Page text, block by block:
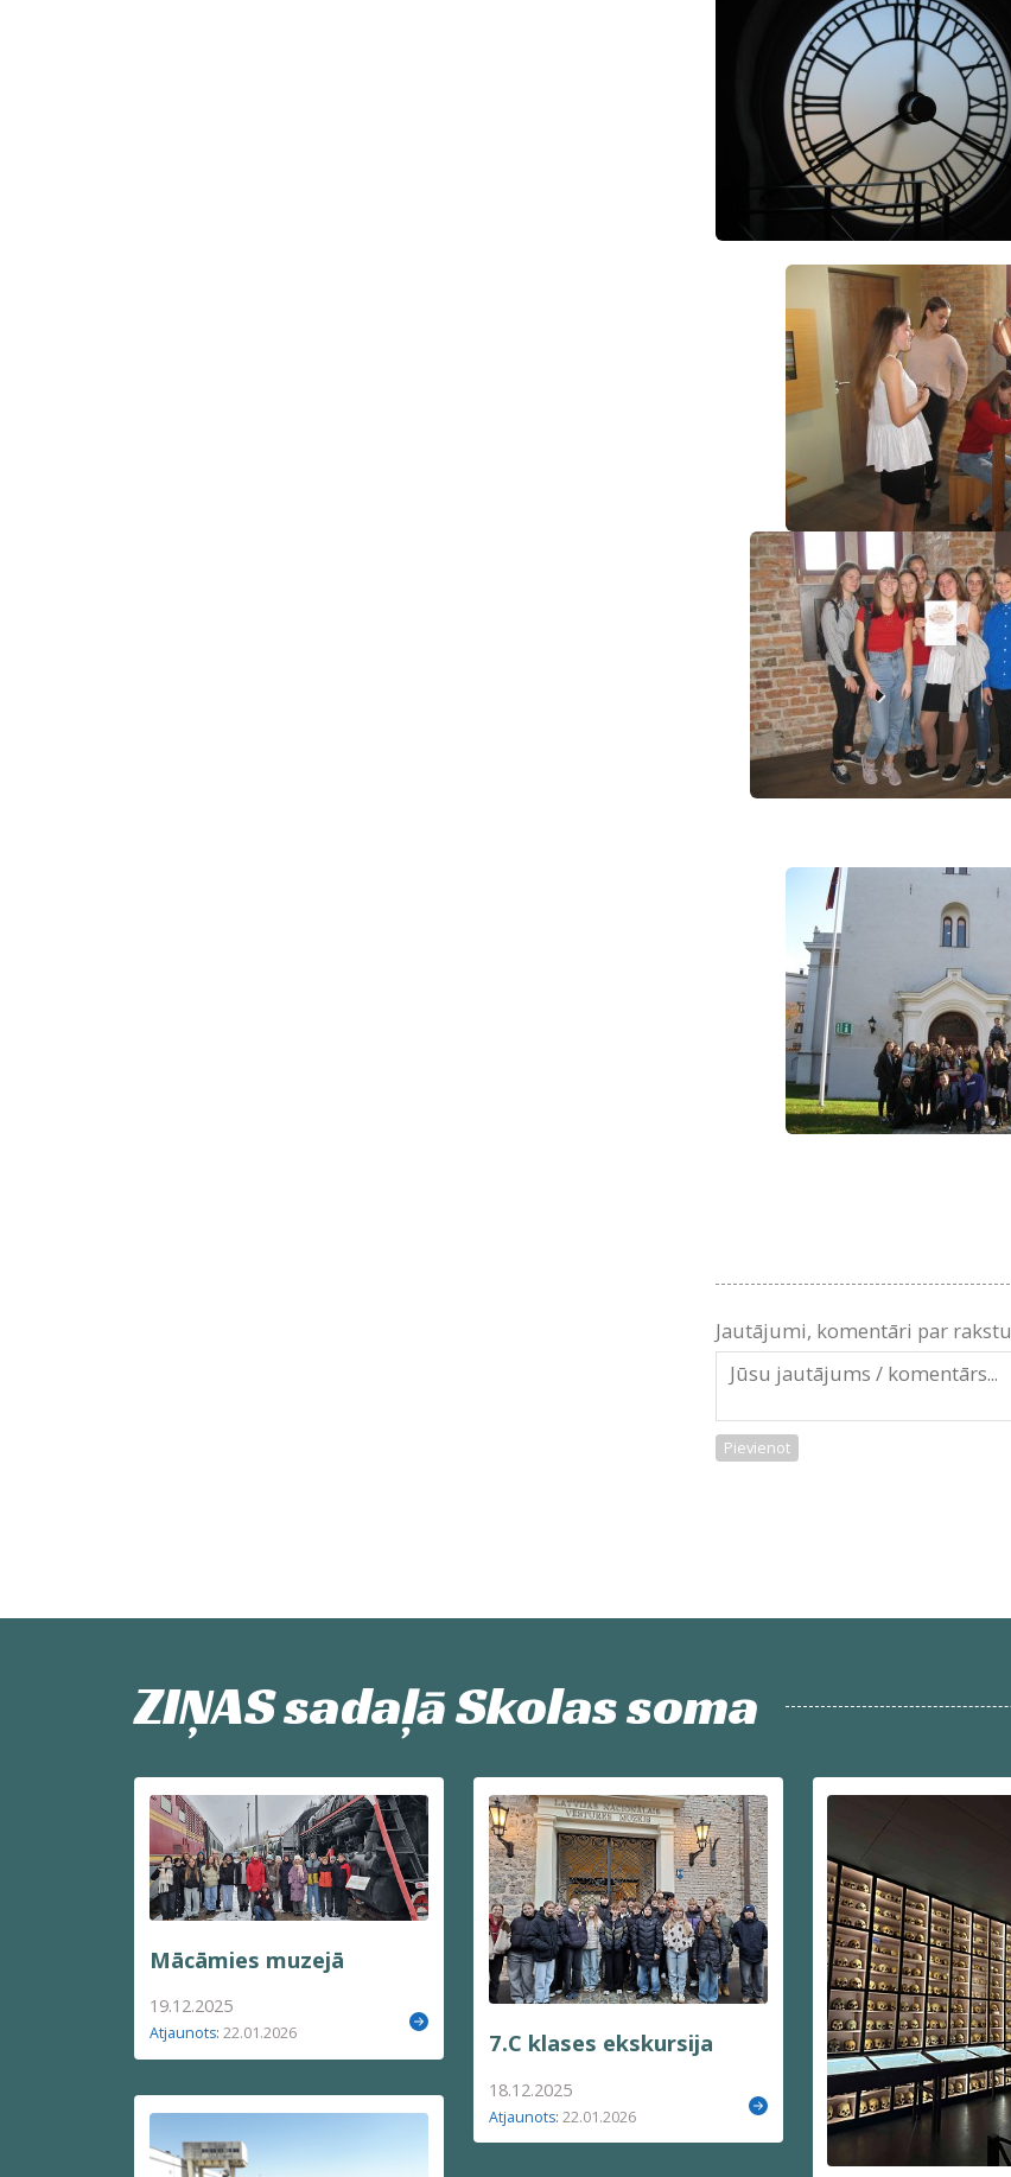
Jautājumi, komentāri par rakstu
Pievienot
ZIŅAS sadaļāSkolas soma
Mācāmies muzejā
19.12.2025
Atjaunots: 22.01.2026 7.C klases ekskursija
18.12.2025
Atjaunots: 22.01.2026